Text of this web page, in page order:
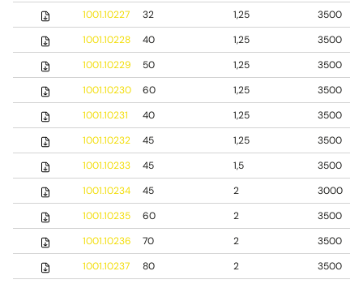
1001.10227
32 1,25
3500
1001.10228
40 1,25
3500
1001.10229
50 1,25
3500
1001.10230
60 1,25
3500
1001.10231
40 1,25
3500
1001.10232
45 1,25
3500
1001.10233
45 1,5
3500
1001.10234
45 2
3000
1001.10235
60 2
3500
1001.10236
70 2
3500
1001.10237
80 2
3500